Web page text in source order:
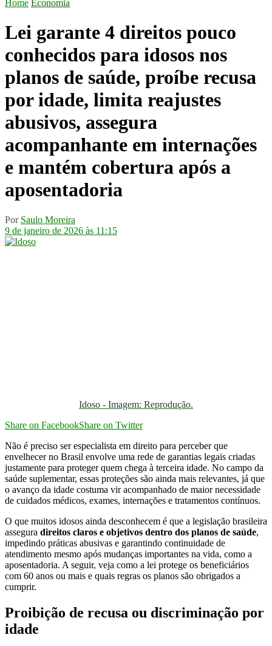
Home Economia
Lei garante 4 direitos pouco
conhecidos para idosos nos
planos de saúde, proíbe recusa
por idade, limita reajustes
abusivos, assegura
acompanhante em internações
e mantém cobertura após a
aposentadoria
Por Saulo Moreira
9 de janeiro de 2026 às 11:15
Idoso - Imagem: Reprodução.
Share on FacebookShare on Twitter
Não é preciso ser especialista em direito para perceber que
envelhecer no Brasil envolve uma rede de garantias legais criadas
justamente para proteger quem chega à terceira idade. No campo da
saúde suplementar, essas proteções são ainda mais relevantes, já que
o avanço da idade costuma vir acompanhado de maior necessidade
de cuidados médicos, exames, internações e tratamentos contínuos.
O que muitos idosos ainda desconhecem é que a legislação brasileira
assegura direitos claros e objetivos dentro dos planos de saúde,
impedindo práticas abusivas e garantindo continuidade de
atendimento mesmo após mudanças importantes na vida, como a
aposentadoria. A seguir, veja como a lei protege os beneficiários
com 60 anos ou mais e quais regras os planos são obrigados a
cumprir.
Proibição de recusa ou discriminação por
idade